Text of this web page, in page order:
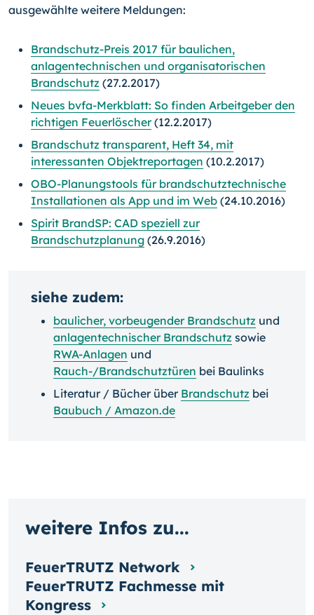
ausgewählte weitere Meldungen:
Brandschutz-Preis 2017 für baulichen,
anlagentechnischen und organisatorischen
Brandschutz (27.2.2017)
Neues bvfa-Merkblatt: So finden Arbeitgeber den
richtigen Feuerlöscher(12.2.2017)
Brandschutz transparent, Heft 34, mit
interessanten Objektreportagen (10.2.2017)
OBO-Planungstools für brandschutztechnische
Installationen als App und im Web (24.10.2016)
Spirit BrandSP: CAD speziell zur
Brandschutzplanung (26.9.2016)
siehe zudem:
baulicher, vorbeugender Brandschutz und
anlagentechnischer Brandschutz sowie
RWA-Anlagen und
Rauch-/Brandschutztüren bei Baulinks
Literatur / Bücher über Brandschutz bei
Baubuch / Amazon.de
weitere Infos zu...
FeuerTRUTZ Network
FeuerTRUTZ Fachmesse mit
Kongress